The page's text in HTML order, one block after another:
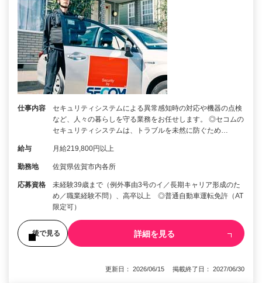
仕事内容
セキュリティシステムによる異常感知時の対応や機器の点検
など、人々の暮らしを守る業務をお任せします。 ◎セコムの
セキュリティシステムは、トラブルを未然に防ぐため…
給与 月給219,800円以上
勤務地 佐賀県佐賀市内各所
応募資格
未経験39歳まで（例外事由3号のイ／長期キャリア形成のた
め／職業経験不問）、高卒以上 ◎普通自動車運転免許（AT
限定可）
後で見る 詳細を見る
更新日： 2026/06/15 掲載終了日： 2027/06/30